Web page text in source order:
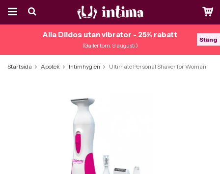
Alla Dildos utan vibrator - 25% rabatt
(Gäller tom. 9 augusti)
Stäng
Startsida Apotek Intimhygien Ultimate Personal Shaver for Woman